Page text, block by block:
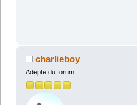
charlieboy
Adepte du forum